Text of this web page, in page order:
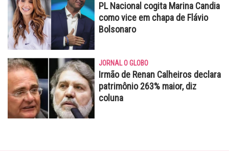
PL Nacional cogita Marina Candia
como vice em chapa de Flávio
Bolsonaro
JORNAL O GLOBO
Irmão de Renan Calheiros declara
patrimônio 263% maior, diz
coluna